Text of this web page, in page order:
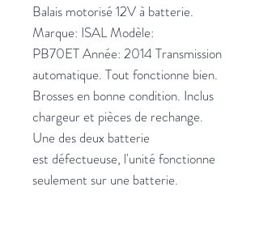
Balais motorisé 12V à batterie.
Marque: ISAL Modèle:
PB70ET Année: 2014 Transmission
automatique. Tout fonctionne bien.
Brosses en bonne condition. Inclus
chargeur et pièces de rechange.
Une des deux batterie
est défectueuse, l'unité fonctionne
seulement sur une batterie.